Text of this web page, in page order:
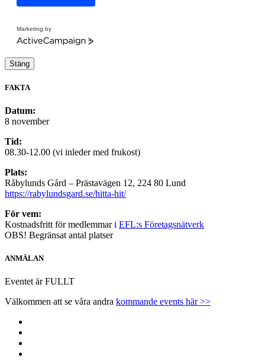
Marketing by
ActiveCampaign
Stäng
FAKTA
Datum:
8 november
Tid:
08.30-12.00 (vi inleder med frukost)
Plats:
Råbylunds Gård – Prästavägen 12, 224 80 Lund
https://rabylundsgard.se/hitta-hit/
För vem:
Kostnadsfritt för medlemmar i EFL:s Företagsnätverk
OBS! Begränsat antal platser
ANMÄLAN
Eventet är FULLT
Välkommen att se våra andra kommande events här >>